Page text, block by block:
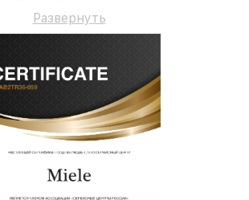
Развернуть